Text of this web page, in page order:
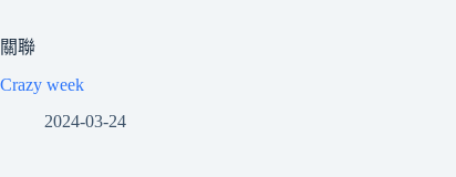
關聯
Crazy week
2024-03-24